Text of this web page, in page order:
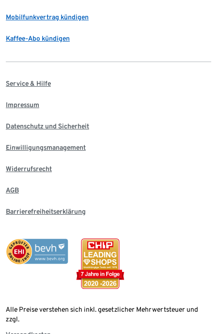
Mobilfunkvertrag kündigen
Kaffee-Abo kündigen
Service & Hilfe
Impressum
Datenschutz und Sicherheit
Einwilligungsmanagement
Widerrufsrecht
AGB
Barrierefreiheitserklärung
Alle Preise verstehen sich inkl. gesetzlicher Mehrwertsteuer und
zzgl.